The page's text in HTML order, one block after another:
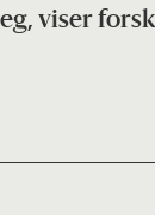
viser